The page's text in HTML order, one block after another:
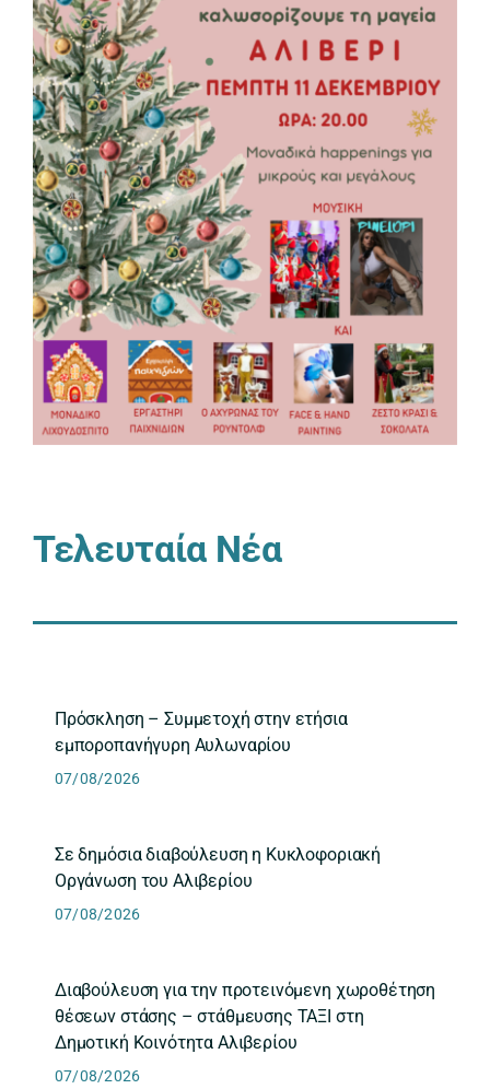
Τελευταία Νέα
Πρόσκληση – Συμμετοχή στην ετήσια
εμποροπανήγυρη Αυλωναρίου
07/08/2026
Σε δημόσια διαβούλευση η Κυκλοφοριακή
Οργάνωση του Αλιβερίου
07/08/2026
Διαβούλευση για την προτεινόμενη χωροθέτηση
θέσεων στάσης – στάθμευσης ΤΑΞΙ στη
Δημοτική Κοινότητα Αλιβερίου
07/08/2026